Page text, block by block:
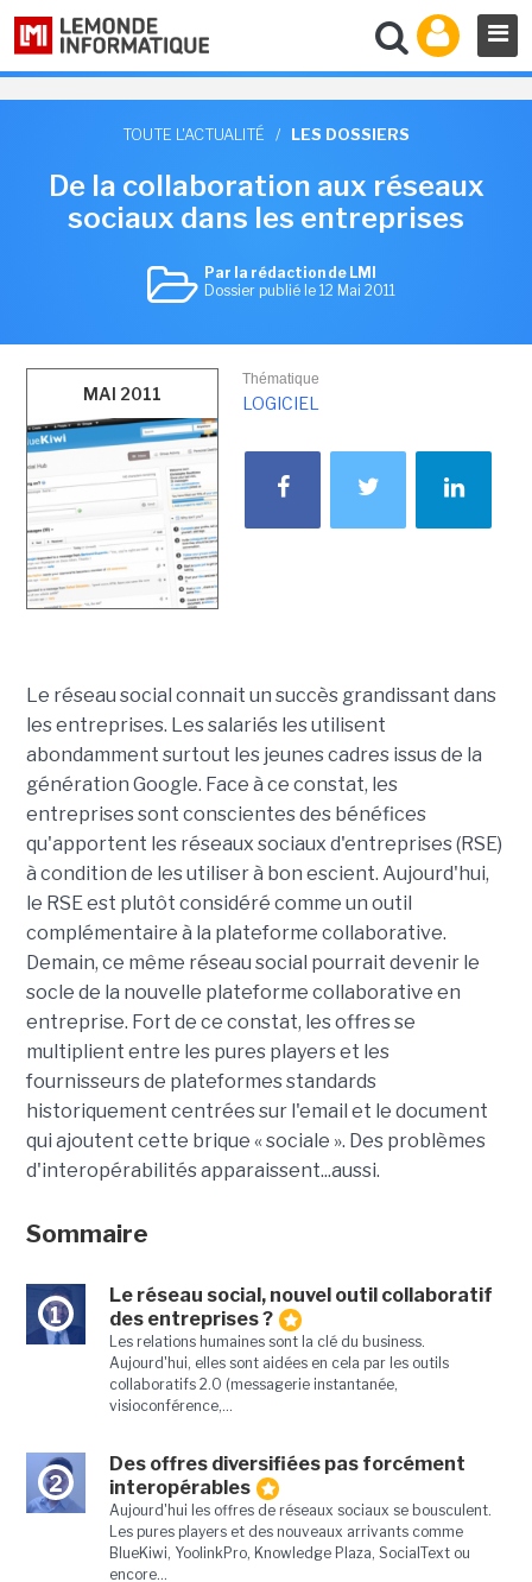
TOUTE L'ACTUALITÉ / LES DOSSIERS
De la collaboration aux réseaux
sociaux dans les entreprises
Par la rédaction de LMI
Dossier publié le 12 Mai 2011
MAI 2011
Thématique
LOGICIEL
Le réseau social connait un succès grandissant dans
les entreprises. Les salariés les utilisent
abondamment surtout les jeunes cadres issus de la
génération Google. Face à ce constat, les
entreprises sont conscientes des bénéfices
qu'apportent les réseaux sociaux d'entreprises (RSE)
à condition de les utiliser à bon escient. Aujourd'hui,
le RSE est plutôt considéré comme un outil
complémentaire à la plateforme collaborative.
Demain, ce même réseau social pourrait devenir le
socle de la nouvelle plateforme collaborative en
entreprise. Fort de ce constat, les offres se
multiplient entre les pures players et les
fournisseurs de plateformes standards
historiquement centrées sur l'email et le document
qui ajoutent cette brique « sociale ». Des problèmes
d'interopérabilités apparaissent...aussi.
Sommaire
1
Le réseau social, nouvel outil collaboratif
des entreprises ?
Les relations humaines sont la clé du business.
Aujourd'hui, elles sont aidées en cela par les outils
collaboratifs 2.0 (messagerie instantanée,
visioconférence,...
2
Des offres diversifiées pas forcément
interopérables
Aujourd'hui les offres de réseaux sociaux se bousculent.
Les pures players et des nouveaux arrivants comme
BlueKiwi, YoolinkPro, Knowledge Plaza, SocialText ou
encore...